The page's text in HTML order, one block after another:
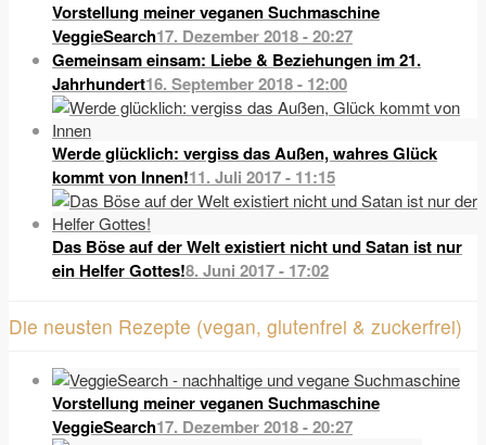
Vorstellung meiner veganen Suchmaschine
VeggieSearch17. Dezember 2018 - 20:27
Gemeinsam einsam: Liebe & Beziehungen im 21.
Jahrhundert16. September 2018 - 12:00
Werde glücklich: vergiss das Außen, wahres Glück
kommt von Innen!11. Juli 2017 - 11:15
Das Böse auf der Welt existiert nicht und Satan ist nur
ein Helfer Gottes!8. Juni 2017 - 17:02
Die neusten Rezepte (vegan, glutenfrei & zuckerfrei)
Vorstellung meiner veganen Suchmaschine
VeggieSearch17. Dezember 2018 - 20:27